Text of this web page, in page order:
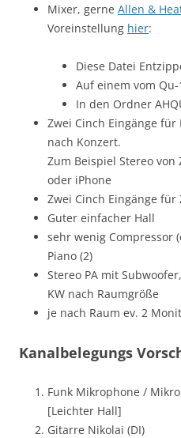
Mixer, gerne Allen &
Voreinstellung hier:
Diese Datei
Auf einem vom
In den Ordner
Zwei Cinch Eingänge
nach Konzert.
Zum Beispiel Stereo von
oder iPhone
Zwei Cinch Eingänge für
Guter einfacher Hall
sehr wenig Compressor
Piano (2)
Stereo PA mit
KW nach Raumgröße
je nach Raum ev. 2
Kanalbelegungs
Funk Mikrophone /
[Leichter Hall]
Gitarre Nikolai (DI)